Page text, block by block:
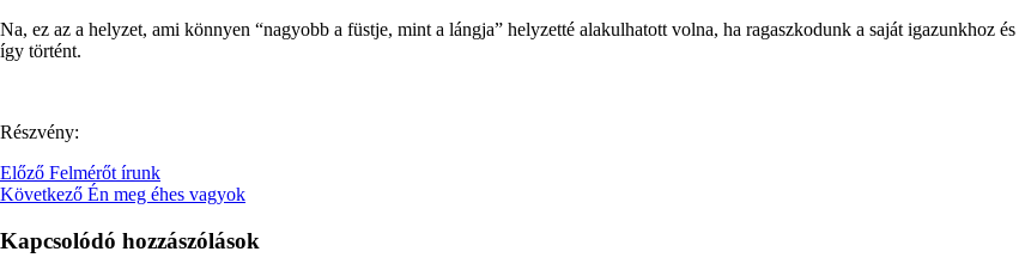
Na, ez az a helyzet, ami könnyen “nagyobb a füstje, mint a lángja” helyzetté alakulhatott volna, ha ragaszkodunk a saját
így történt.
Részvény:
Előző Felmérőt írunk
Következő Én meg éhes vagyok
Kapcsolódó hozzászólások